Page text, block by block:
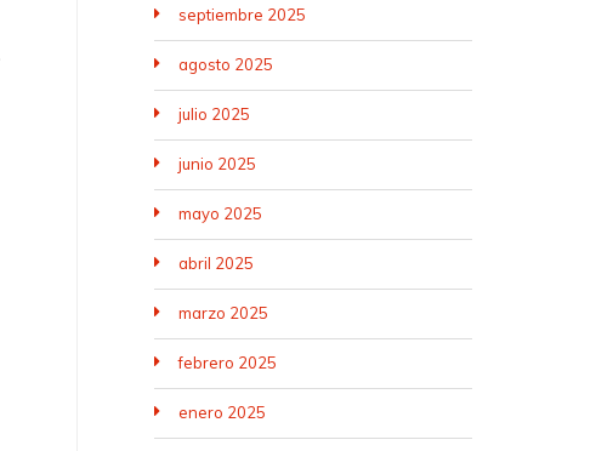
septiembre 2025
agosto 2025
julio 2025
junio 2025
mayo 2025
abril 2025
marzo 2025
febrero 2025
enero 2025